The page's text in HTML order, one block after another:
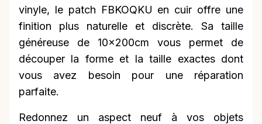
vinyle, le patch FBKOQKU en cuir offre une
finition plus naturelle et discrète. Sa taille
généreuse de 10x200cm vous permet de
découper la forme et la taille exactes dont
vous avez besoin pour une réparation
parfaite.
Redonnez un aspect neuf à vos objets